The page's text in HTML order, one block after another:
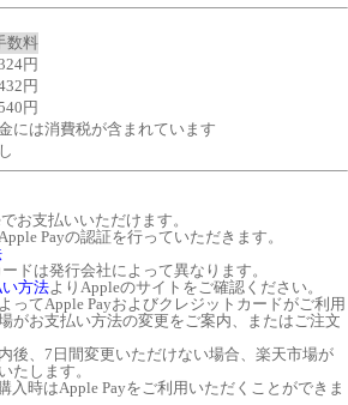
数料
円
円
円
には消費税が含まれています
お支払いいただけます。
Payの認証を行っていただきます。
ドは発行会社によって異なります。
方法よりAppleのサイトをご確認ください。
ってApple Payおよびクレジットカードがご利用
がお支払い方法の変更をご案内、またはご注文
後、7日間変更いただけない場合、楽天市場が
たします。
入時はApple Payをご利用いただくことができま